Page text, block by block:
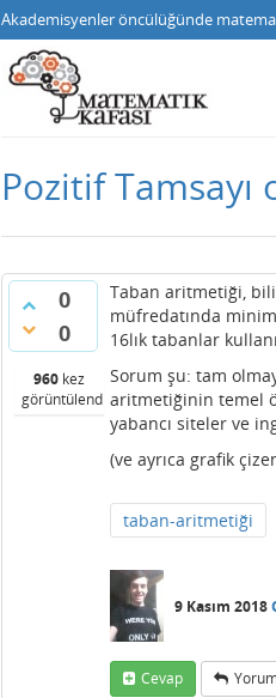
Akademisyenler öncülüğünde
Pozitif
0
0
960 kez
görüntülendi
Taban aritmetiği,
müfredatında
16lık tabanlar
Sorum şu: tam
aritmetiğinin temel
yabancı siteler ve
(ve ayrıca grafik
taban-aritmetiği
9 Kasım 2018
Cevap